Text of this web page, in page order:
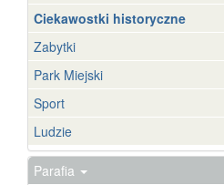
Ciekawostki historyczne
Zabytki
Park Miejski
Sport
Ludzie
Parafia